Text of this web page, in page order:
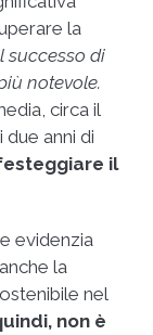
la
successo di
notevole.
circa il
anni di
il
evidenzia
la
nel
non è